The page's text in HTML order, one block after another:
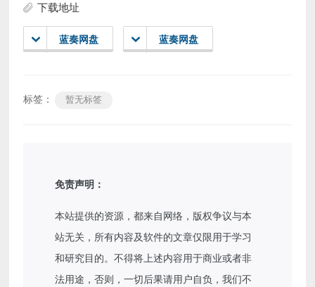
下载地址
蓝奏网盘 蓝奏网盘
标签： 暂无标签
免责声明：
本站提供的资源，都来自网络，版权争议与本
站无关，所有内容及软件的文章仅限用于学习
和研究目的。不得将上述内容用于商业或者非
法用途，否则，一切后果请用户自负，我们不